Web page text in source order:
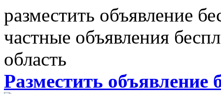
разместить объявление
частные объявления
область
Разместить объявление